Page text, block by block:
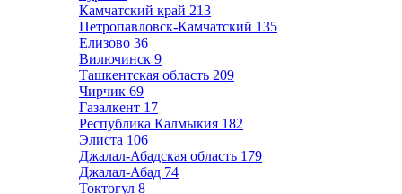
Камчатский край 213
Петропавловск-Камчатский 135
Елизово 36
Вилючинск 9
Ташкентская область 209
Чирчик 69
Газалкент 17
Республика Калмыкия 182
Элиста 106
Джалал-Абадская область 179
Джалал-Абад 74
Токтогул 8